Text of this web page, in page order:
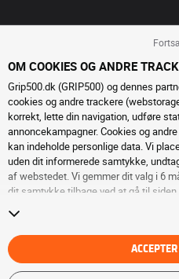
OM COOKIES OG ANDRE
Grip500.dk (GRIP500) og dennes
cookies og andre trackere
korrekt, lette din navigation, udføre
annoncekampagner. Cookies og
kan indeholde personlige data. Vi
uden dit informerede samtykke,
af ​​webstedet. Vi gemmer dit valg i 6
dit samtykke tilbage ved at gå til
cookies eller andre trackere.
GRIP500. For mere information,
cookies og andre trackere